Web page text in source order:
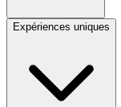
Expériences uniques